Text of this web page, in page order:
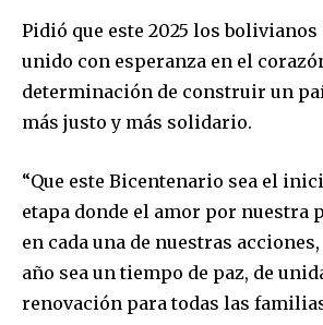
SUBSCRIBE
I've read and accept thePrivacy Policy
Pidió que este 2025 los
unido con esperanza en el
determinación de construir un
más justo y más solidario.
“Que este Bicentenario sea el
etapa donde el amor por nuestra
en cada una de nuestras
año sea un tiempo de paz, de
renovación para todas las